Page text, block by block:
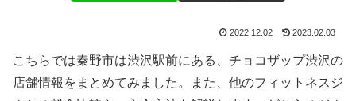
2022.12.02 2023.02.03
こちらでは秦野市は渋沢駅前にある、チョコザップ渋沢の
店舗情報をまとめてみました。また、他のフィットネスジ